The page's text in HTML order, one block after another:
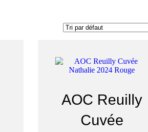
AOC Reuilly
Cuvée